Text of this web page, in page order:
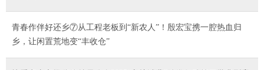
青春作伴好还乡⑦从工程老板到“新农人”！殷宏宝携一腔热血归
乡，让闲置荒地变“丰收仓”